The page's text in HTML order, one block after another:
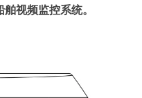
视频监控系统。